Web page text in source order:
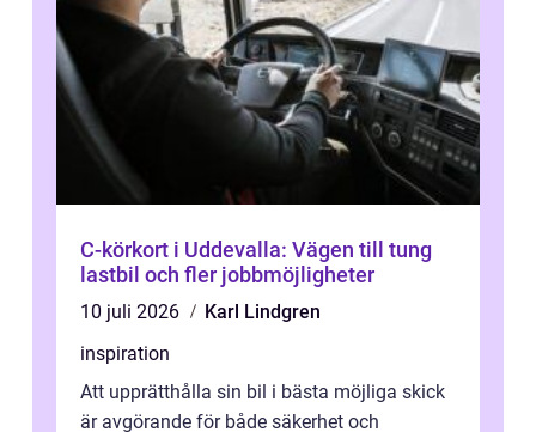
C-körkort i Uddevalla: Vägen till tung
lastbil och fler jobbmöjligheter
10 juli 2026
Karl Lindgren
inspiration
Att upprätthålla sin bil i bästa möjliga skick
är avgörande för både säkerhet och